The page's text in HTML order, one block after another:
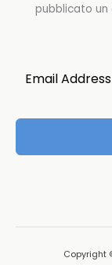
pubblicato un
Copyright